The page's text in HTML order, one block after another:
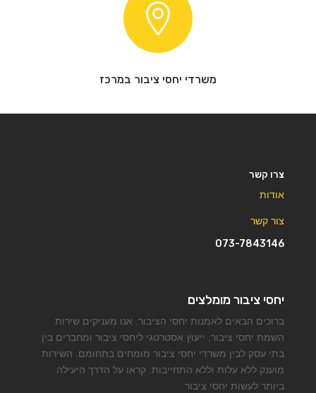

משרדי יחסי ציבור במרכז
צרו קשר
אודות
צור קשר
073-7843146
יחסי ציבור מומלצים
ברוכים הבאים לאמנות יחסי הציבור. אנו מעניקים שירות
השמת יחסי ציבור, ייעוץ אסטרטגי ליחסי ציבור ומחברים בין
בתי עסק לבין משרדי יחסי ציבור מומחים בתחומם. השירות
מוענק ללא עלות וללא התחייבות. קראו על הדרך היעילה
ביותר לעשות יחסי ציבור